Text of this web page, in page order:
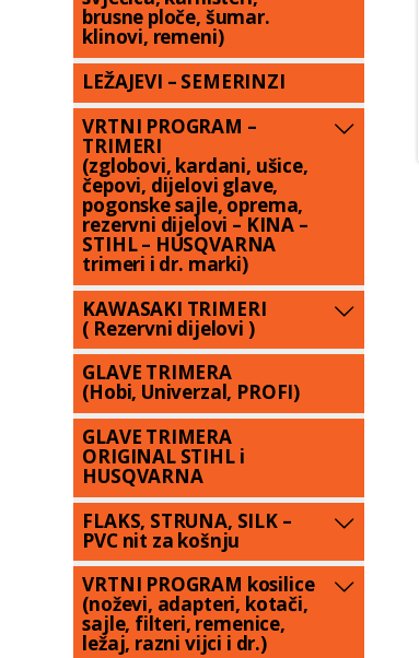
brusne ploče, šumar.
klinovi, remeni)
LEŽAJEVI – SEMERINZI
VRTNI PROGRAM –
TRIMERI
(zglobovi, kardani, ušice,
čepovi, dijelovi glave,
pogonske sajle, oprema,
rezervni dijelovi – KINA –
STIHL – HUSQVARNA
trimeri i dr. marki)
KAWASAKI TRIMERI
( Rezervni dijelovi )
GLAVE TRIMERA
(Hobi, Univerzal, PROFI)
GLAVE TRIMERA
ORIGINAL STIHL i
HUSQVARNA
FLAKS, STRUNA, SILK –
PVC nit za košnju
VRTNI PROGRAM kosilice
(noževi, adapteri, kotači,
sajle, filteri, remenice,
ležaj, razni vijci i dr.)